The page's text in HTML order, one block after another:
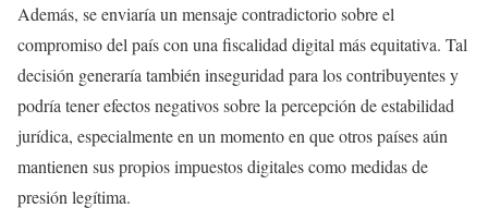
Además, se enviaría un mensaje contradictorio sobre el
compromiso del país con una fiscalidad digital más equitativa. Tal
decisión generaría también inseguridad para los contribuyentes y
podría tener efectos negativos sobre la percepción de estabilidad
jurídica, especialmente en un momento en que otros países aún
mantienen sus propios impuestos digitales como medidas de
presión legítima.